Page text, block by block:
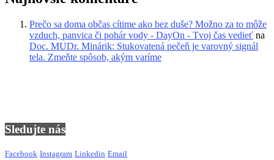
Prečo sa doma občas cítime ako bez duše? Možno za to môže
vzduch, panvica či pohár vody - DayOn - Tvoj čas vedieť na
Doc. MUDr. Minárik: Stukovatená pečeň je varovný signál
tela. Zmeňte spôsob, akým varíme
Sledujte nás
Facebook Instagram Linkedin Email